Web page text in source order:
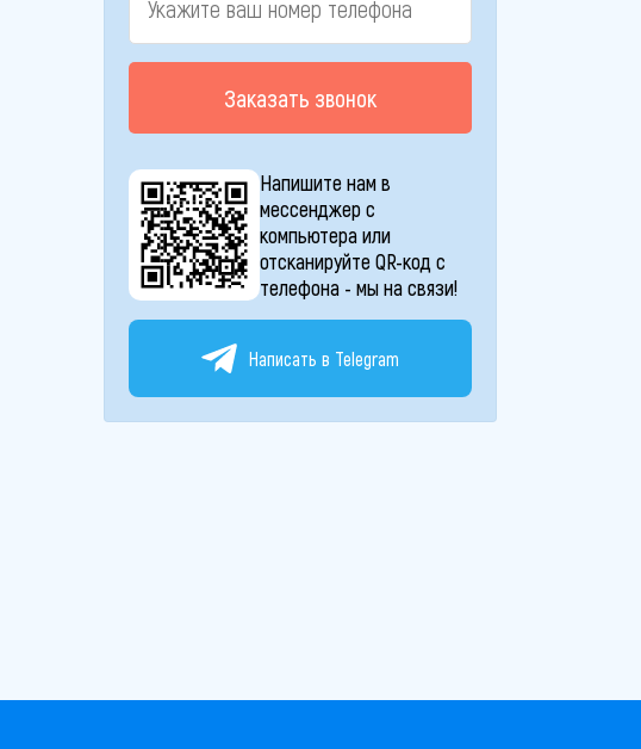
Заказать звонок
Напишите нам в
мессенджер с
компьютера или
отсканируйте QR-код с
телефона - мы на связи!
Написать в Telegram